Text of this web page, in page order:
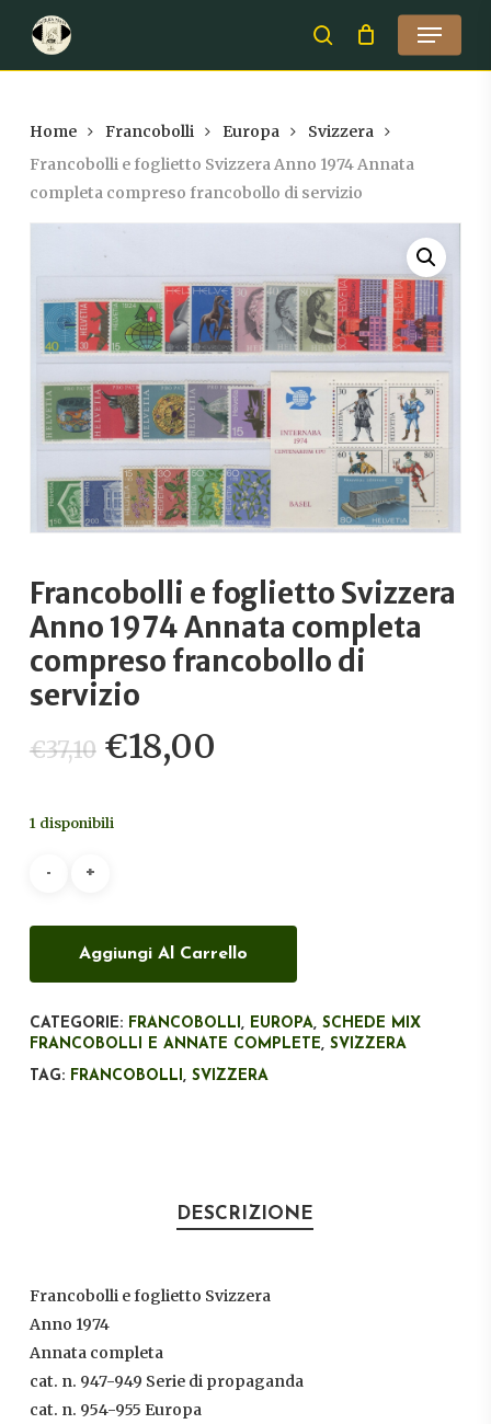
main
search
Menu
Home Francobolli Europa
Svizzera
Francobolli e foglietto Svizzera Anno 1974 Annata
completa compreso francobollo di servizio
Francobolli e foglietto Svizzera
Anno 1974 Annata completa
compreso francobollo di
servizio
€37,10 Il
prezzo
originale
€18,00
1 disponibili
Aggiungi Al Carrello
CATEGORIE: FRANCOBOLLI , EUROPA, SCHEDE MIX
FRANCOBOLLI E ANNATE COMPLETE, SVIZZERA
TAG: FRANCOBOLLI , SVIZZERA
DESCRIZIONE
Francobolli e foglietto Svizzera
Anno 1974
Annata completa
cat. n. 947-949 Serie di propaganda
cat. n. 954-955 Europa
Close